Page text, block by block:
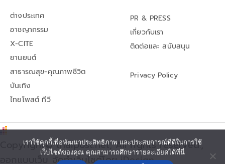
ต่างประเทศ
อาชญากรรม
X-CITE
ยานยนต์
สาธารณสุข-คุณภาพชีวิต
บันเทิง
ไทยโพสต์ ทีวี
PR & PRESS
เกี่ยวกับเรา
ติดต่อและ สนับสนุน
Privacy Policy
Copyright© thaipost.net, All rights reserved.,
ออกแบบเว็บ จัดทำเว็บไซต์โดย iDesign
เราใช้คุกกี้เพื่อพัฒนาประสิทธิภาพ และประสบการณ์ที่ดีในการใช้
เว็บไซต์ของคุณ คุณสามารถศึกษารายละเอียดได้ที่นี่